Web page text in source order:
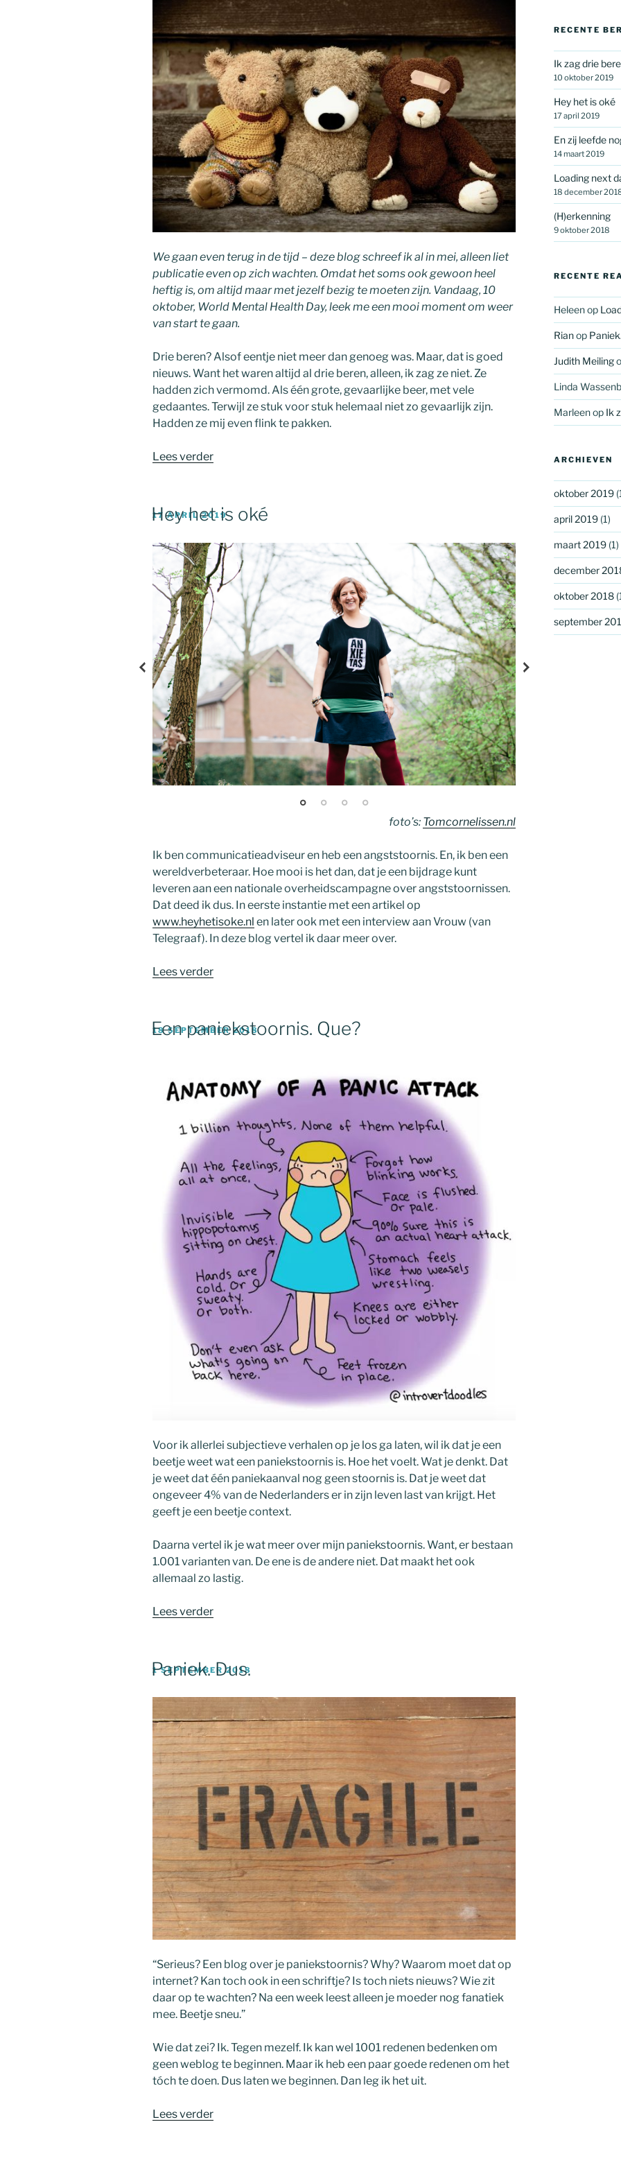
We gaan even terug in de tijd – deze blog schreef ik al in mei, alleen liet
publicatie even op zich wachten. Omdat het soms ook gewoon heel
heftig is, om altijd maar met jezelf bezig te moeten zijn. Vandaag, 10
oktober, World Mental Health Day, leek me een mooi moment om weer
van start te gaan.
Drie beren? Alsof eentje niet meer dan genoeg was. Maar, dat is goed
nieuws. Want het waren altijd al drie beren, alleen, ik zag ze niet. Ze
hadden zich vermomd. Als één grote, gevaarlijke beer, met vele
gedaantes. Terwijl ze stuk voor stuk helemaal niet zo gevaarlijk zijn.
Hadden ze mij even flink te pakken.
Lees verder“Ik
beren…”
GEPLAATST
17 APRIL 2019
Hey het is oké
foto’s: Tomcornelissen.nl
Ik ben communicatieadviseur en heb een angststoornis. En, ik ben een
wereldverbeteraar. Hoe mooi is het dan, dat je een bijdrage kunt
leveren aan een nationale overheidscampagne over angststoornissen.
Dat deed ik dus. In eerste instantie met een artikel op
www.heyhetisoke.nl en later ook met een interview aan Vrouw (van
Telegraaf). In deze blog vertel ik daar meer over.
Lees verder“Hey
oké”
GEPLAATST
18 SEPTEMBER 2018
Een paniekstoornis. Que?
Voor ik allerlei subjectieve verhalen op je los ga laten, wil ik dat je een
beetje weet wat een paniekstoornis is. Hoe het voelt. Wat je denkt. Dat
je weet dat één paniekaanval nog geen stoornis is. Dat je weet dat
ongeveer 4% van de Nederlanders er in zijn leven last van krijgt. Het
geeft je een beetje context.
Daarna vertel ik je wat meer over mijn paniekstoornis. Want, er bestaan
1.001 varianten van. De ene is de andere niet. Dat maakt het ook
allemaal zo lastig.
Lees verder“Een
GEPLAATST
1 SEPTEMBER 2018
Paniek. Dus.
“Serieus? Een blog over je paniekstoornis? Why? Waarom moet dat op
internet? Kan toch ook in een schriftje? Is toch niets nieuws? Wie zit
daar op te wachten? Na een week leest alleen je moeder nog fanatiek
mee. Beetje sneu.”
Wie dat zei? Ik. Tegen mezelf. Ik kan wel 1001 redenen bedenken om
geen weblog te beginnen. Maar ik heb een paar goede redenen om het
tóch te doen. Dus laten we beginnen. Dan leg ik het uit.
Lees verder“Paniek.
RECENTE
Ik zag drie
10 oktober 2019
Hey het is oké
17 april 2019
En zij leefde
14 maart 2019
Loading next
18 december
(H)erkenning
9 oktober 2018
RECENTE
Heleenop
Rianop
Judith Meiling
Linda
Marleenop Ik
ARCHIEVEN
oktober 2019
april 2019(1)
maart 2019(1)
december
oktober 2018
september